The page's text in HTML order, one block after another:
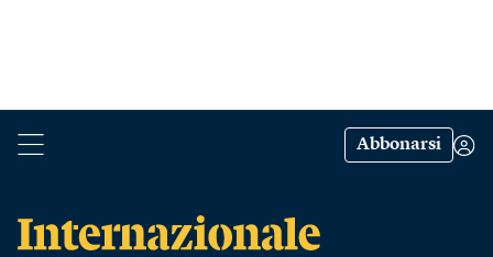
Abbonarsi